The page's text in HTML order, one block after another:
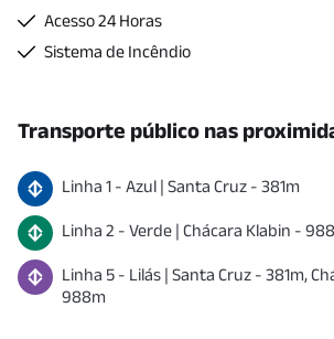
Acesso 24 Horas
Sistema de Incêndio
Transporte público nas
Linha 1 - Azul | Santa Cruz - 381m
Linha 2 - Verde | Chácara Klabin - 988
Linha 5 - Lilás | Santa Cruz - 381m,
988m